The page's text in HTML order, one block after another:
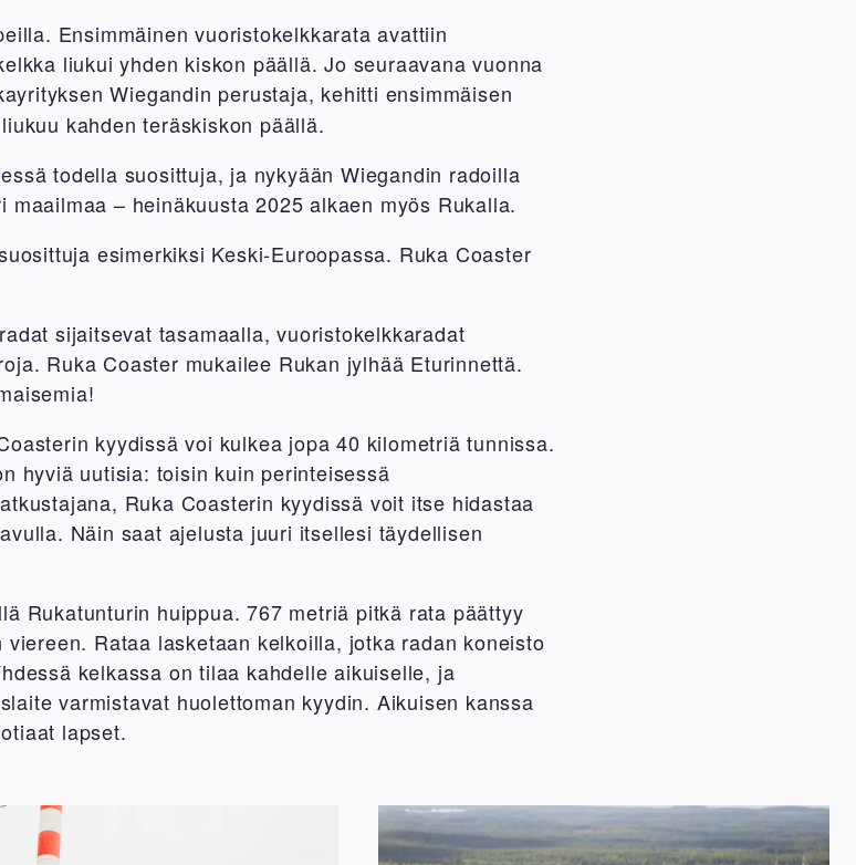
Ensimmäinen vuoristokelkkarata avattiin
liukui yhden kiskon päällä. Jo seuraavana vuonna
Wiegandin perustaja, kehitti ensimmäisen
kahden teräskiskon päällä.
todella suosittuja, ja nykyään Wiegandin radoilla
– heinäkuusta 2025 alkaen myös Rukalla.
esimerkiksi Keski-Euroopassa. Ruka Coaster
sijaitsevat tasamaalla, vuoristokelkkaradat
Ruka Coaster mukailee Rukan jylhää Eturinnettä.
kyydissä voi kulkea jopa 40 kilometriä tunnissa.
hyviä uutisia: toisin kuin perinteisessä
Ruka Coasterin kyydissä voit itse hidastaa
Näin saat ajelusta juuri itsellesi täydellisen
Rukatunturin huippua. 767 metriä pitkä rata päättyy
Rataa lasketaan kelkoilla, jotka radan koneisto
kelkassa on tilaa kahdelle aikuiselle, ja
varmistavat huolettoman kyydin. Aikuisen kanssa
lapset.